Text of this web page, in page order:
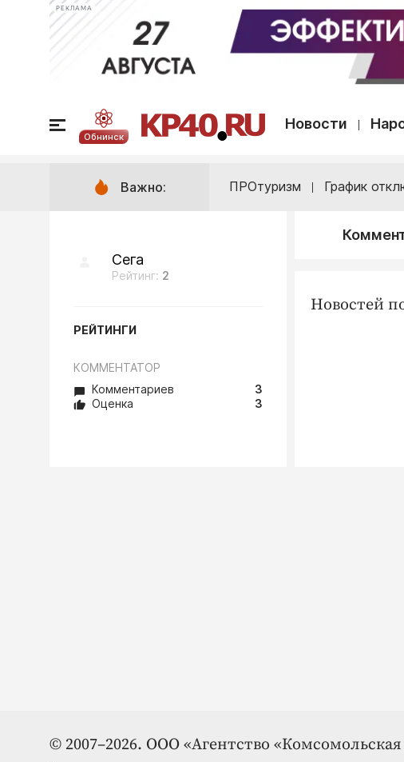
РЕКЛАМА
Обнинск
Новости
Важно: ПРОтуризм График
Сега
Рейтинг: 2
РЕЙТИНГИ
КОММЕНТАТОР
Комментариев
3
Оценка
3
Новостей
© 2007–2026. ООО «Агентство «Комсомольская